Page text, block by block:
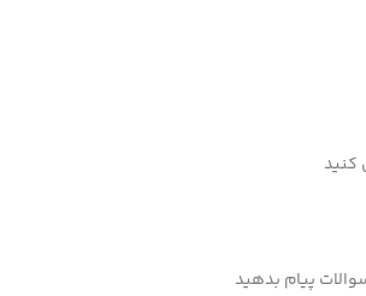
کنید
پیام بدهید